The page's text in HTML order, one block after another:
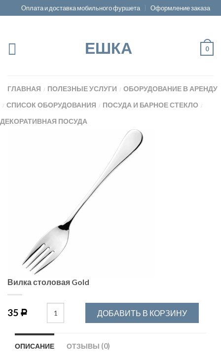
Оплата и доставка мобильного фуршета Оформление заказа
ЕШКА 0
ГЛАВНАЯ / ПОЛЕЗНЫЕ УСЛУГИ / ОБОРУДОВАНИЕ В АРЕНДУ
/ СПИСОК ОБОРУДОВАНИЯ / ПОСУДА И БАРНОЕ СТЕКЛО /
ДЕКОРАТИВНАЯ ПОСУДА
Вилка столовая Gold
35 Р ДОБАВИТЬ В КОРЗИНУ
ОПИСАНИЕ ОТЗЫВЫ (0)